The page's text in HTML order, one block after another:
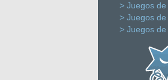
> Juegos de
> Juegos de
> Juegos de